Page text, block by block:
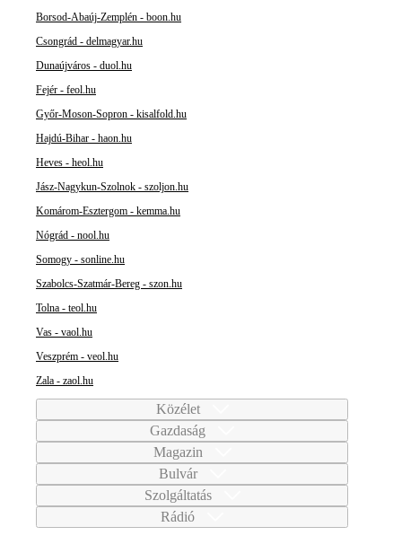
Borsod-Abaúj-Zemplén - boon.hu
Csongrád - delmagyar.hu
Dunaújváros - duol.hu
Fejér - feol.hu
Győr-Moson-Sopron - kisalfold.hu
Hajdú-Bihar - haon.hu
Heves - heol.hu
Jász-Nagykun-Szolnok - szoljon.hu
Komárom-Esztergom - kemma.hu
Nógrád - nool.hu
Somogy - sonline.hu
Szabolcs-Szatmár-Bereg - szon.hu
Tolna - teol.hu
Vas - vaol.hu
Veszprém - veol.hu
Zala - zaol.hu
Közélet
Gazdaság
Magazin
Bulvár
Szolgáltatás
Rádió